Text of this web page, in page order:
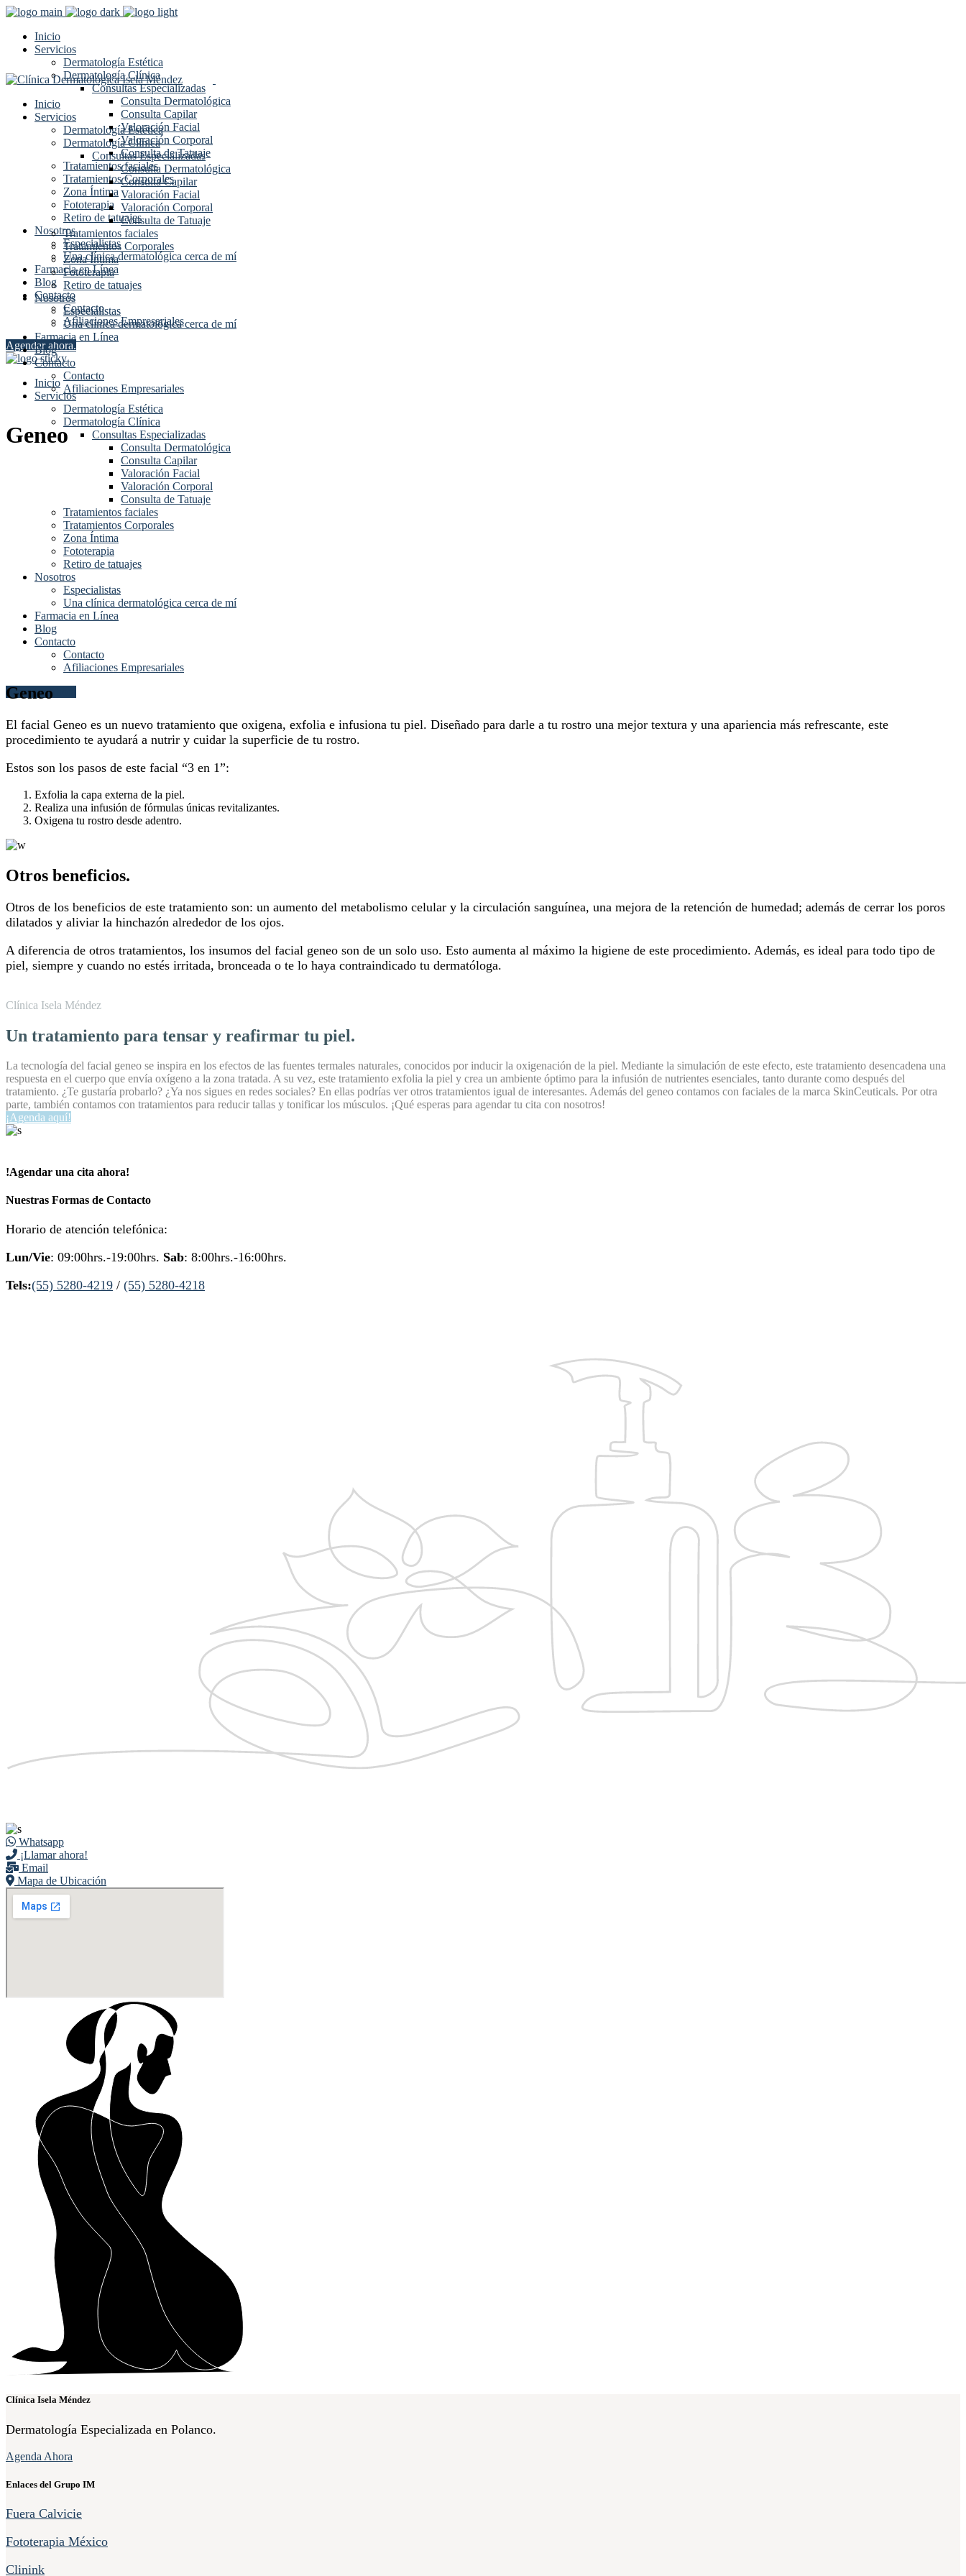
Inicio
Servicios
Dermatología Estética
Dermatología Clínica
Consultas Especializadas
Consulta Dermatológica
Consulta Capilar
Valoración Facial
Valoración Corporal
Consulta de Tatuaje
Tratamientos faciales
Tratamientos Corporales
Zona Íntima
Fototerapia
Retiro de tatuajes
Nosotros
Especialistas
Una clínica dermatológica cerca de mí
Farmacia en Línea
Blog
Contacto
Contacto
Afiliaciones Empresariales
Agendar ahora.
Inicio
Servicios
Dermatología Estética
Dermatología Clínica
Consultas Especializadas
Consulta Dermatológica
Consulta Capilar
Valoración Facial
Valoración Corporal
Consulta de Tatuaje
Tratamientos faciales
Tratamientos Corporales
Zona Íntima
Fototerapia
Retiro de tatuajes
Nosotros
Especialistas
Una clínica dermatológica cerca de mí
Farmacia en Línea
Blog
Contacto
Contacto
Afiliaciones Empresariales
Agendar Ahora
Inicio
Servicios
Dermatología Estética
Dermatología Clínica
Consultas Especializadas
Consulta Dermatológica
Consulta Capilar
Valoración Facial
Valoración Corporal
Consulta de Tatuaje
Tratamientos faciales
Tratamientos Corporales
Zona Íntima
Fototerapia
Retiro de tatuajes
Nosotros
Especialistas
Una clínica dermatológica cerca de mí
Farmacia en Línea
Blog
Contacto
Contacto
Afiliaciones Empresariales
Geneo
Geneo
El facial Geneo es un nuevo tratamiento que oxigena, exfolia e infusiona tu piel. Diseñado para darle a tu rostro una mejor textura y una apariencia más refrescante, este
procedimiento te ayudará a nutrir y cuidar la superficie de tu rostro.
Estos son los pasos de este facial “3 en 1”:
Exfolia la capa externa de la piel.
Realiza una infusión de fórmulas únicas revitalizantes.
Oxigena tu rostro desde adentro.
Otros beneficios.
Otros de los beneficios de este tratamiento son: un aumento del metabolismo celular y la circulación sanguínea, una mejora de la retención de humedad; además de cerrar los poros
dilatados y aliviar la hinchazón alrededor de los ojos.
A diferencia de otros tratamientos, los insumos del facial geneo son de un solo uso. Esto aumenta al máximo la higiene de este procedimiento. Además, es ideal para todo tipo de
piel, siempre y cuando no estés irritada, bronceada o te lo haya contraindicado tu dermatóloga.
Clínica Isela Méndez
Un tratamiento para tensar y reafirmar tu piel.
La tecnología del facial geneo se inspira en los efectos de las fuentes termales naturales, conocidos por inducir la oxigenación de la piel. Mediante la simulación de este efecto, este tratamiento desencadena una
respuesta en el cuerpo que envía oxígeno a la zona tratada. A su vez, este tratamiento exfolia la piel y crea un ambiente óptimo para la infusión de nutrientes esenciales, tanto durante como después del
tratamiento. ¿Te gustaría probarlo? ¿Ya nos sigues en redes sociales? En ellas podrías ver otros tratamientos igual de interesantes. Además del geneo contamos con faciales de la marca SkinCeuticals. Por otra
parte, también contamos con tratamientos para reducir tallas y tonificar los músculos. ¡Qué esperas para agendar tu cita con nosotros!
¡Agenda aquí!
!Agendar una cita ahora!
Nuestras Formas de Contacto
Horario de atención telefónica:
Lun/Vie: 09:00hrs.-19:00hrs. Sab: 8:00hrs.-16:00hrs.
Tels:(55) 5280-4219 / (55) 5280-4218
Whatsapp
¡Llamar ahora!
Email
Mapa de Ubicación
Clínica Isela Méndez
Dermatología Especializada en Polanco.
Agenda Ahora
Enlaces del Grupo IM
Fuera Calvicie
Fototerapia México
Clinink